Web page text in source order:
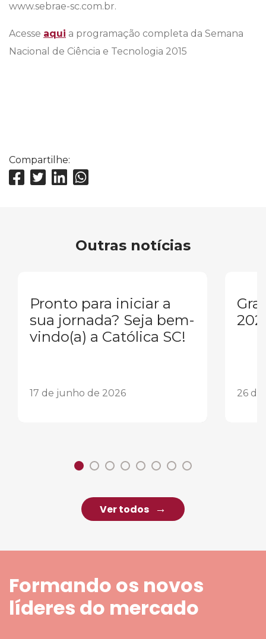
www.sebrae-sc.com.br.
Acesse aqui a programação completa da Semana
Nacional de Ciência e Tecnologia 2015
Compartilhe:
Outras notícias
Pronto para iniciar a
sua jornada? Seja bem-
vindo(a) a Católica SC!
17 de junho de 2026 26 de
Ver todos
Formando os novos
líderes do mercado